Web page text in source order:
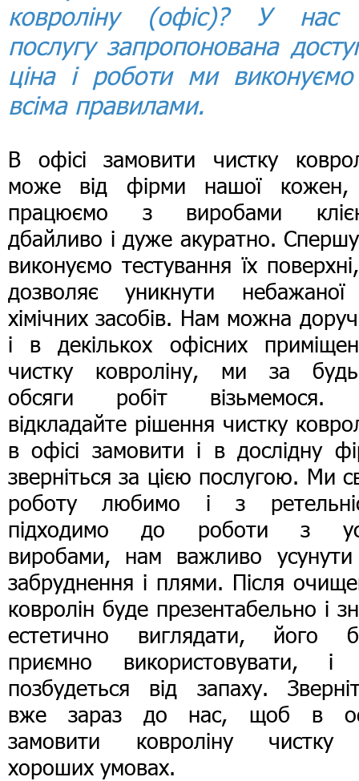
ковроліну (офіс)? У нас
послугу запропонована
ціна і роботи ми
всіма правилами.
В офісі замовити чистку
може від фірми нашої
працюємо з виробами
дбайливо і дуже акуратно.
виконуємо тестування їх
дозволяє уникнути небажаної
хімічних засобів. Нам можна
і в декількох офісних
чистку ковроліну, ми за будь-
обсяги робіт
відкладайте рішення чистку
в офісі замовити і в дослідну
зверніться за цією послугою. Ми
роботу любимо і з
підходимо до роботи з
виробами, нам важливо усунути
забруднення і плями. Після
ковролін буде презентабельно і
естетично виглядати, його
приємно використовувати, і
позбудеться від запаху.
вже зараз до нас, щоб в
замовити ковроліну
хороших умовах.